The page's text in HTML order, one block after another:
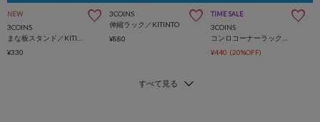
NEW
3COINS
¥330
3COINS
伸縮ラック／KITINTO
¥880
TIME SALE
3COINS
¥440 (20%OFF)